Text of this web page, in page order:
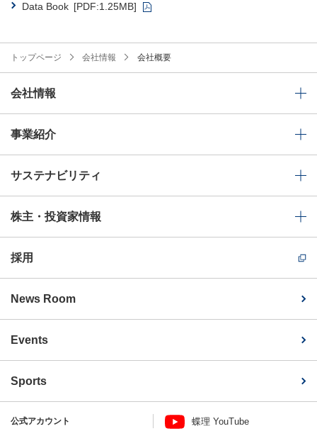
Data Book [PDF:1.25MB]
トップページ 会社情報 会社概要
会社情報
事業紹介
サステナビリティ
株主・投資家情報
採用
News Room
Events
Sports
公式アカウント 蝶理 YouTube